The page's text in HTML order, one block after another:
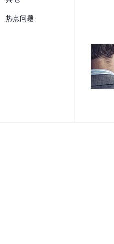
热点问题